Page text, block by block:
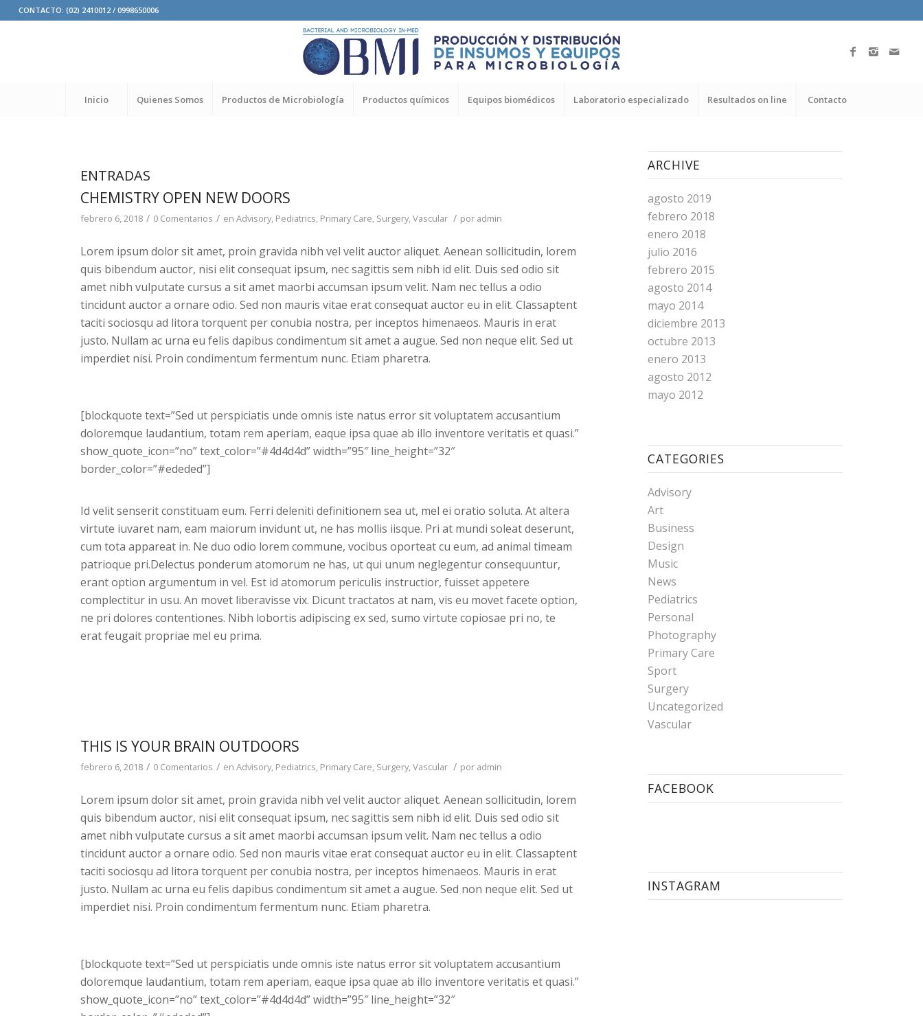
CONTACTO: (02) 2410012 / 0998650006
Inicio Quienes Somos Productos de Microbiología Productos químicos Equipos biomédicos Laboratorio especializado Resultados on line Contacto
ENTRADAS
CHEMISTRY OPEN NEW DOORS
febrero 6, 2018 / 0 Comentarios / enAdvisory, Pediatrics, Primary Care, Surgery,Vascular / por admin
Lorem ipsum dolor sit amet, proin gravida nibh vel velit auctor aliquet. Aenean sollicitudin, lorem
quis bibendum auctor, nisi elit consequat ipsum, nec sagittis sem nibh id elit. Duis sed odio sit
amet nibh vulputate cursus a sit amet maorbi accumsan ipsum velit. Nam nec tellus a odio
tincidunt auctor a ornare odio. Sed non mauris vitae erat consequat auctor eu in elit. Classaptent
taciti sociosqu ad litora torquent per conubia nostra, per inceptos himenaeos. Mauris in erat
justo. Nullam ac urna eu felis dapibus condimentum sit amet a augue. Sed non neque elit. Sed ut
imperdiet nisi. Proin condimentum fermentum nunc. Etiam pharetra.
[blockquote text=”Sed ut perspiciatis unde omnis iste natus error sit voluptatem accusantium
doloremque laudantium, totam rem aperiam, eaque ipsa quae ab illo inventore veritatis et quasi.”
show_quote_icon=”no” text_color=”#4d4d4d” width=”95″ line_height=”32″
border_color=”#ededed”]
Id velit senserit constituam eum. Ferri deleniti definitionem sea ut, mel ei oratio soluta. At altera
virtute iuvaret nam, eam maiorum invidunt ut, ne has mollis iisque. Pri at mundi soleat deserunt,
cum tota appareat in. Ne duo odio lorem commune, vocibus oporteat cu eum, ad animal timeam
patrioque pri.Delectus ponderum atomorum ne has, ut qui unum neglegentur consequuntur,
erant option argumentum in vel. Est id atomorum periculis instructior, fuisset appetere
complectitur in usu. An movet liberavisse vix. Dicunt tractatos at nam, vis eu movet facete option,
ne pri dolores contentiones. Nibh lobortis adipiscing ex sed, sumo virtute copiosae pri no, te
erat feugait propriae mel eu prima.
THIS IS YOUR BRAIN OUTDOORS
febrero 6, 2018 / 0 Comentarios / enAdvisory, Pediatrics, Primary Care, Surgery,Vascular / por admin
Lorem ipsum dolor sit amet, proin gravida nibh vel velit auctor aliquet. Aenean sollicitudin, lorem
quis bibendum auctor, nisi elit consequat ipsum, nec sagittis sem nibh id elit. Duis sed odio sit
amet nibh vulputate cursus a sit amet maorbi accumsan ipsum velit. Nam nec tellus a odio
tincidunt auctor a ornare odio. Sed non mauris vitae erat consequat auctor eu in elit. Classaptent
taciti sociosqu ad litora torquent per conubia nostra, per inceptos himenaeos. Mauris in erat
justo. Nullam ac urna eu felis dapibus condimentum sit amet a augue. Sed non neque elit. Sed ut
imperdiet nisi. Proin condimentum fermentum nunc. Etiam pharetra.
[blockquote text=”Sed ut perspiciatis unde omnis iste natus error sit voluptatem accusantium
doloremque laudantium, totam rem aperiam, eaque ipsa quae ab illo inventore veritatis et quasi.”
show_quote_icon=”no” text_color=”#4d4d4d” width=”95″ line_height=”32″
ARCHIVE
agosto 2019
febrero 2018
enero 2018
julio 2016
febrero 2015
agosto 2014
mayo 2014
diciembre 2013
octubre 2013
enero 2013
agosto 2012
mayo 2012
CATEGORIES
Advisory
Art
Business
Design
Music
News
Pediatrics
Personal
Photography
Primary Care
Sport
Surgery
Uncategorized
Vascular
FACEBOOK
INSTAGRAM